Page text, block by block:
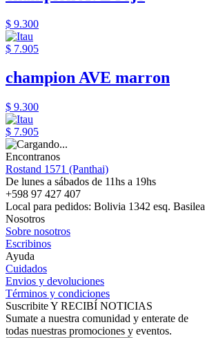
$ 9.300
$ 7.905
champion AVE marron
$ 9.300
$ 7.905
Encontranos
Rostand 1571 (Panthai)
De lunes a sábados de 11hs a 19hs
+598 97 427 407
Local para pedidos: Bolivia 1342 esq. Basilea
Nosotros
Sobre nosotros
Escribinos
Ayuda
Cuidados
Envios y devoluciones
Términos y condiciones
Suscribite Y RECIBÍ NOTICIAS
Sumate a nuestra comunidad y enterate de
todas nuestras promociones y eventos.